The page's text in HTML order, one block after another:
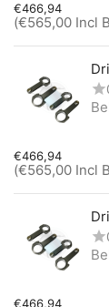
€466,94
(€565,00 Incl
€466,94
(€565,00 Incl
€466,94